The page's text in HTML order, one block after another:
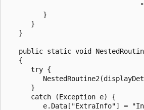
         }
      }
   }
public static void
   {
      try {
      }
      catch (Exception e) {
e.Data["ExtraInfo"] =